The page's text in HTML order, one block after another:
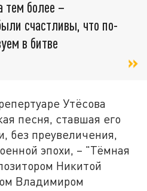
тем более –
счастливы, что по-
в битве
Утёсова
песня, ставшая его
без преувеличения,
эпохи, – "Тёмная
Никитой
Владимиром